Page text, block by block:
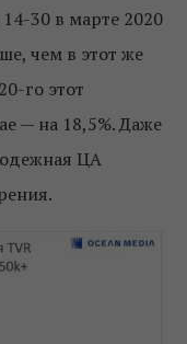
30 в марте 2020
чем в этот же
го этот
— на 18,5%. Даже
ЦА